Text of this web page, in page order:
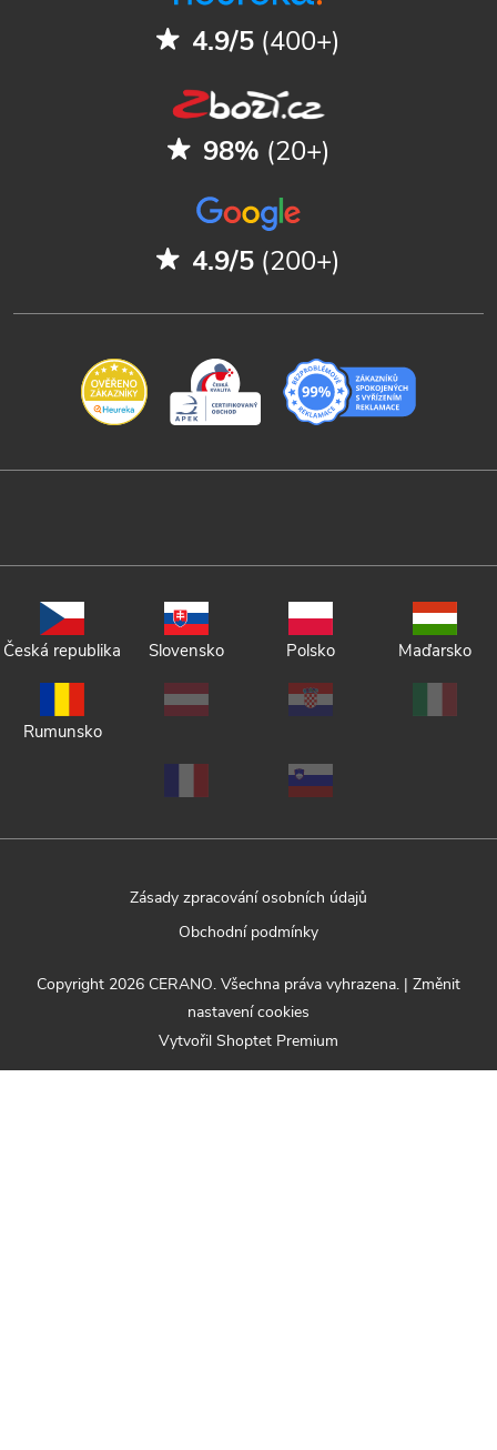
4.9/5 (400+)
98% (20+)
4.9/5 (200+)
Česká republika Slovensko Polsko Maďarsko
Rumunsko
Zásady zpracování osobních údajů
Obchodní podmínky
Vytvořil Shoptet Premium
Copyright 2026 CERANO. Všechna práva vyhrazena. | Změnit
nastavení cookies